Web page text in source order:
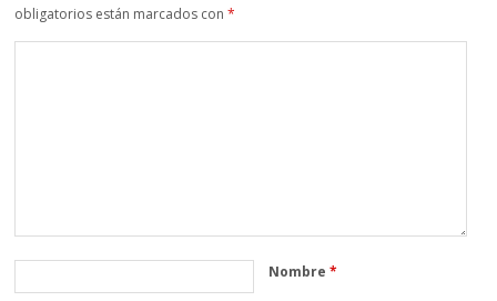
obligatorios están marcados con*
Nombre*